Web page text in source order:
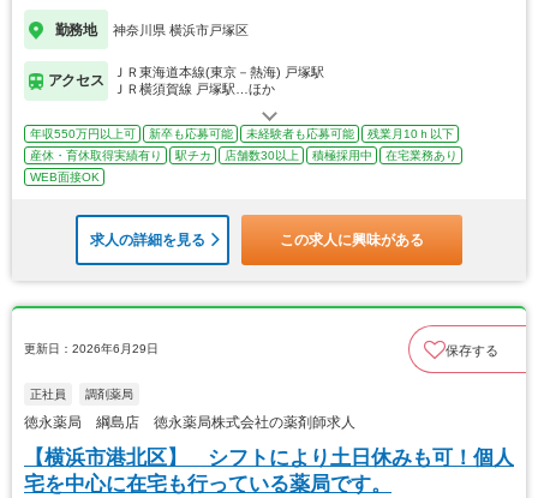
勤務地 神奈川県 横浜市戸塚区
アクセス
ＪＲ東海道本線(東京－熱海) 戸塚駅
ＪＲ横須賀線 戸塚駅…ほか
年収550万円以上可 新卒も応募可能 未経験者も応募可能
残業月10ｈ以下
産休・育休取得実績有り
駅チカ 店舗数30以上 積極採用中
在宅業務あり
WEB面接OK
求人の詳細を見る この求人に興味がある
更新日：2026年6月29日 保存する
正社員 調剤薬局
徳永薬局 綱島店 徳永薬局株式会社の薬剤師求人
【横浜市港北区】 シフトにより土日休みも可！個人
宅を中心に在宅も行っている薬局です。